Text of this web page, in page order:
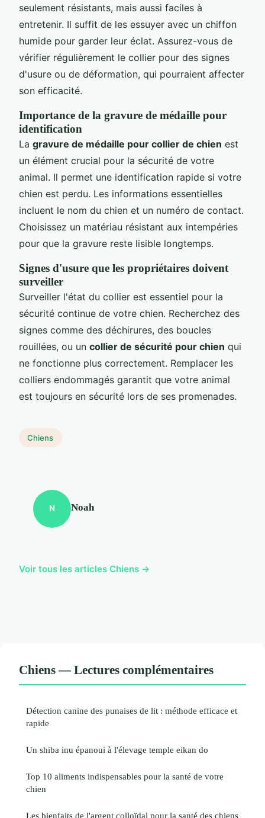
seulement résistants, mais aussi faciles à
entretenir. Il suffit de les essuyer avec un chiffon
humide pour garder leur éclat. Assurez-vous de
vérifier régulièrement le collier pour des signes
d'usure ou de déformation, qui pourraient affecter
son efficacité.
Importance de la gravure de médaille pour
identification
La gravure de médaille pour collier de chien est
un élément crucial pour la sécurité de votre
animal. Il permet une identification rapide si votre
chien est perdu. Les informations essentielles
incluent le nom du chien et un numéro de contact.
Choisissez un matériau résistant aux intempéries
pour que la gravure reste lisible longtemps.
Signes d'usure que les propriétaires doivent
surveiller
Surveiller l'état du collier est essentiel pour la
sécurité continue de votre chien. Recherchez des
signes comme des déchirures, des boucles
rouillées, ou un collier de sécurité pour chien qui
ne fonctionne plus correctement. Remplacer les
colliers endommagés garantit que votre animal
est toujours en sécurité lors de ses promenades.
Chiens
N Noah
Voir tous les articles Chiens →
Chiens — Lectures complémentaires
Détection canine des punaises de lit : méthode efficace et
rapide
Un shiba inu épanoui à l'élevage temple eikan do
Top 10 aliments indispensables pour la santé de votre
chien
Les bienfaits de l'argent colloïdal pour la santé des chiens